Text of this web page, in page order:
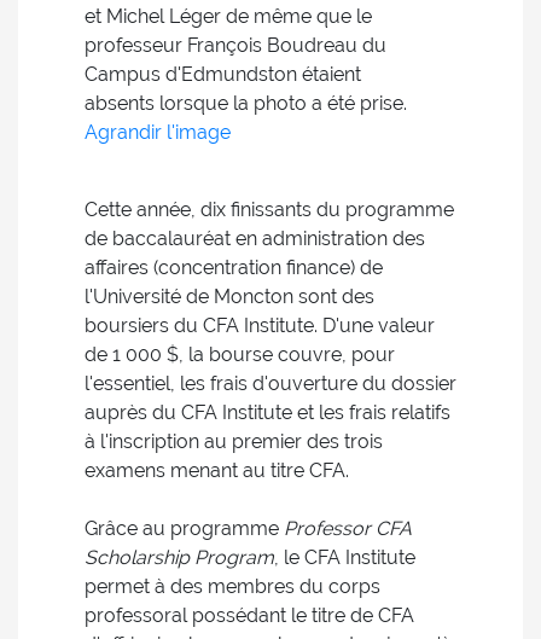
et Michel Léger de même que le
professeur François Boudreau du
Campus d'Edmundston étaient
absents lorsque la photo a été prise.
Agrandir l'image
Cette année, dix finissants du programme
de baccalauréat en administration des
affaires (concentration finance) de
l'Université de Moncton sont des
boursiers du CFA Institute. D'une valeur
de 1 000 $, la bourse couvre, pour
l'essentiel, les frais d'ouverture du dossier
auprès du CFA Institute et les frais relatifs
à l'inscription au premier des trois
examens menant au titre CFA.
Grâce au programme Professor CFA
Scholarship Program, le CFA Institute
permet à des membres du corps
professoral possédant le titre de CFA